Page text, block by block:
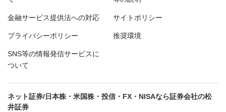
金融サービス提供法への対応 サイトポリシー
プライバシーポリシー 推奨環境
SNS等の情報発信サービスに
ついて
ネット証券/日本株・米国株・投信・FX・NISAなら証券会社の松
井証券